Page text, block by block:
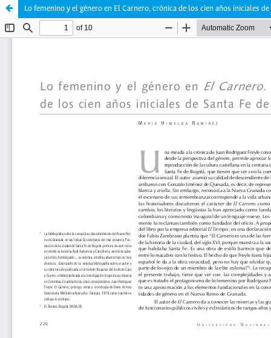
Lo femenino y el género en El Carnero, crónica de los cien años iniciales